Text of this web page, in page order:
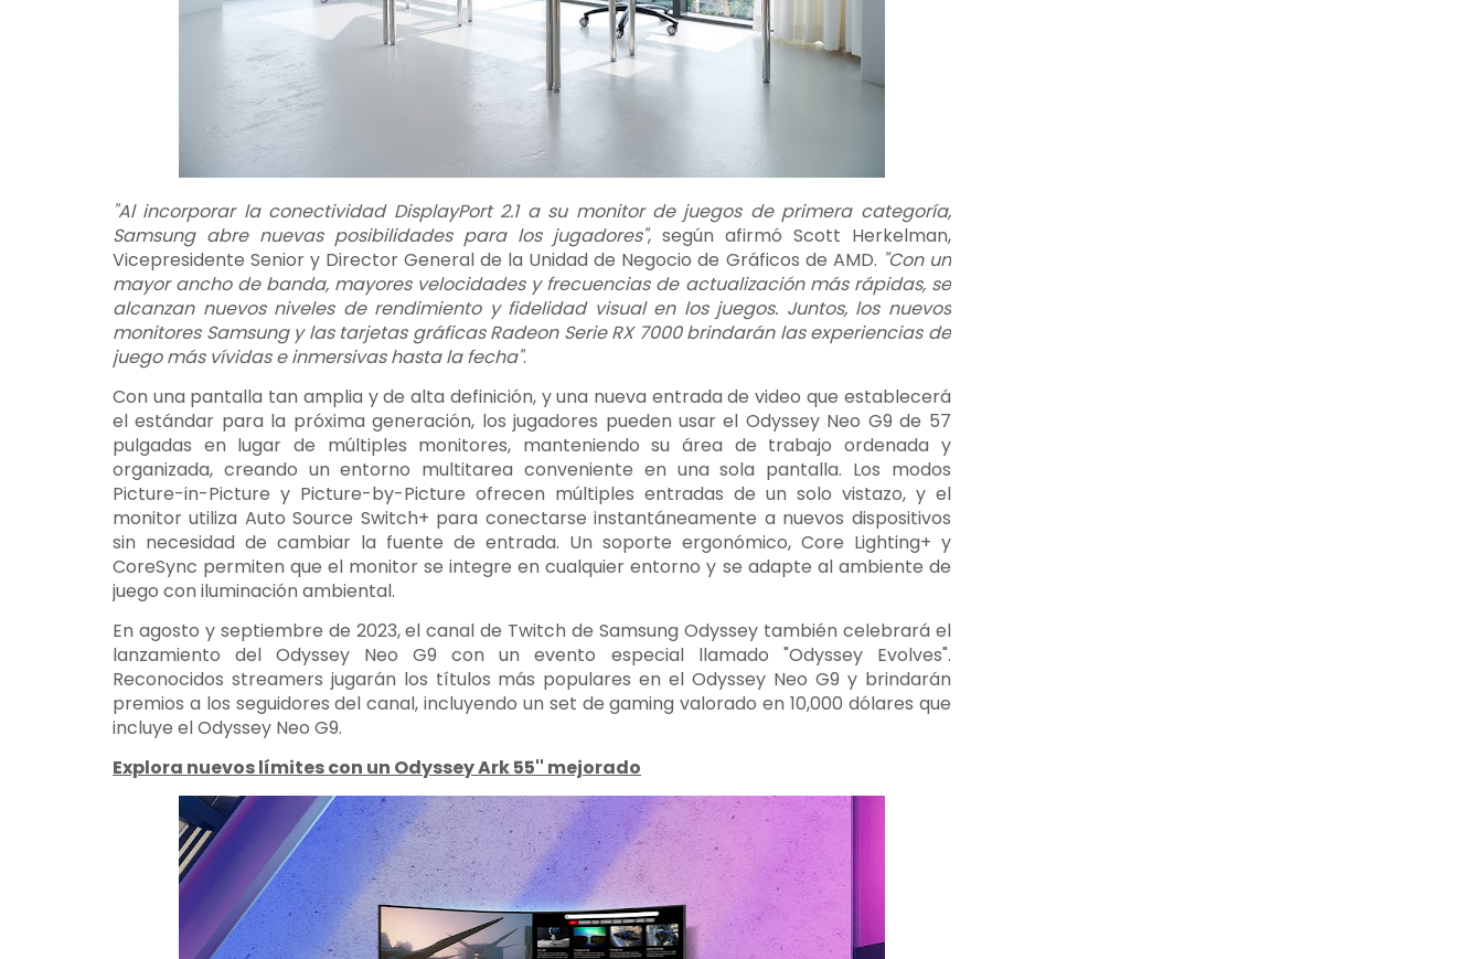
"Al incorporar la conectividad DisplayPort 2.1 a su monitor de juegos de primera categoría,
Samsung abre nuevas posibilidades para los jugadores", según afirmó Scott Herkelman,
Vicepresidente Senior y Director General de la Unidad de Negocio de Gráficos de AMD. "Con un
mayor ancho de banda, mayores velocidades y frecuencias de actualización más rápidas, se
alcanzan nuevos niveles de rendimiento y fidelidad visual en los juegos. Juntos, los nuevos
monitores Samsung y las tarjetas gráficas Radeon Serie RX 7000 brindarán las experiencias de
juego más vívidas e inmersivas hasta la fecha".
Con una pantalla tan amplia y de alta definición, y una nueva entrada de video que establecerá
el estándar para la próxima generación, los jugadores pueden usar el Odyssey Neo G9 de 57
pulgadas en lugar de múltiples monitores, manteniendo su área de trabajo ordenada y
organizada, creando un entorno multitarea conveniente en una sola pantalla. Los modos
Picture-in-Picture y Picture-by-Picture ofrecen múltiples entradas de un solo vistazo, y el
monitor utiliza Auto Source Switch+ para conectarse instantáneamente a nuevos dispositivos
sin necesidad de cambiar la fuente de entrada. Un soporte ergonómico, Core Lighting+ y
CoreSync permiten que el monitor se integre en cualquier entorno y se adapte al ambiente de
juego con iluminación ambiental.
En agosto y septiembre de 2023, el canal de Twitch de Samsung Odyssey también celebrará el
lanzamiento del Odyssey Neo G9 con un evento especial llamado "Odyssey Evolves".
Reconocidos streamers jugarán los títulos más populares en el Odyssey Neo G9 y brindarán
premios a los seguidores del canal, incluyendo un set de gaming valorado en 10,000 dólares que
incluye el Odyssey Neo G9.
Explora nuevos límites con un Odyssey Ark 55'' mejorado